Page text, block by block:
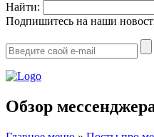
Найти:
Подпишитесь на наши
Обзор